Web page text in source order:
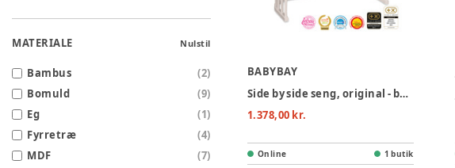
MATERIALE Nulstil
Bambus (2)
Bomuld
(9)
Eg
(1)
Fyrretræ
(4)
MDF
(7)
BABYBAY
Side by side seng, original - beige
1.378,00 kr.
Online 1 butik